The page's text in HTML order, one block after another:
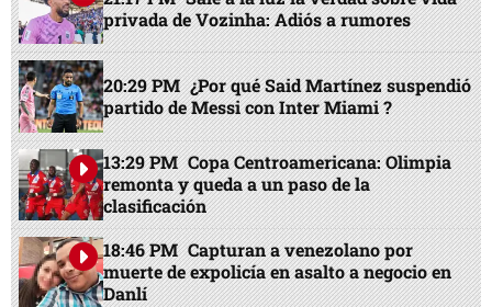
privada de Vozinha: Adiós a rumores
20:29 PM ¿Por qué Said Martínez suspendió
partido de Messi con Inter Miami ?
13:29 PM Copa Centroamericana: Olimpia
remonta y queda a un paso de la
clasificación
18:46 PM Capturan a venezolano por
muerte de expolicía en asalto a negocio en
Danlí